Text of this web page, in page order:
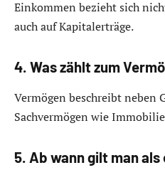
Einkommen bezieht sich
auch auf Kapitalerträge.
4. Was zählt zum
Vermögen beschreibt neben
Sachvermögen wie
5. Ab wann gilt man